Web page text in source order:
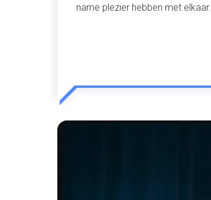
name plezier hebben met elkaar.